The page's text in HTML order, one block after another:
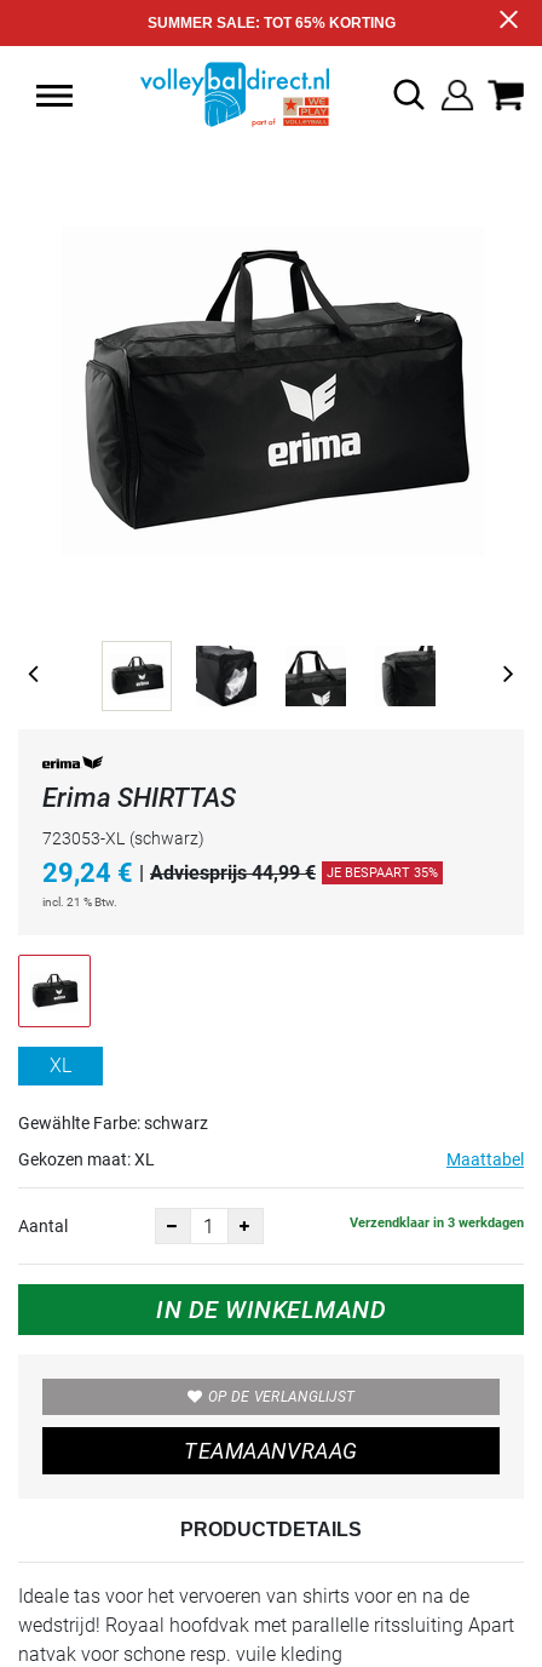
SUMMER SALE: TOT 65% KORTING
Erima SHIRTTAS
723053-XL (schwarz)
29,24 € | Adviesprijs 44,99 € JE BESPAART 35%
incl. 21 % Btw.
XL
Gewählte Farbe: schwarz
Gekozen maat:XL Maattabel
Aantal Verzendklaar in 3 werkdagen
IN DE WINKELMAND
OP DE VERLANGLIJST
TEAMAANVRAAG
PRODUCTDETAILS
Ideale tas voor het vervoeren van shirts voor en na de
wedstrijd! Royaal hoofdvak met parallelle ritssluiting Apart
natvak voor schone resp. vuile kleding